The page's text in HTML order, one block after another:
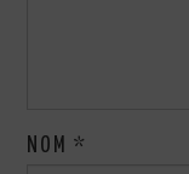
NOM*